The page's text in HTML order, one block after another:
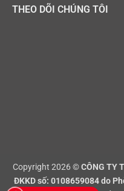
THEO DÕI CHÚNG TÔI
Copyright 2026 ©CÔNG TY
ĐKKD số: 0108659084 do